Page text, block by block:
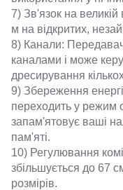
7) Зв'язок на великій
м на відкритих,
8) Канали:
каналами і може
дресирування
9) Збереження
переходить у режим
запам'ятовує ваші
пам'яті.
10) Регулювання
збільшується до 67
розмірів.